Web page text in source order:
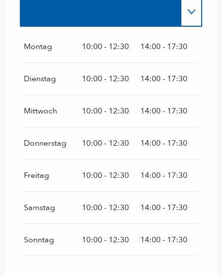
vom1 Oktober 2026bis zum31
Montag 10:00 - 12:30 14:00 - 17:30
Dienstag 10:00 - 12:30 14:00 - 17:30
Mittwoch 10:00 - 12:30 14:00 - 17:30
Donnerstag 10:00 - 12:30 14:00 - 17:30
Freitag 10:00 - 12:30 14:00 - 17:30
Samstag 10:00 - 12:30 14:00 - 17:30
Sonntag 10:00 - 12:30 14:00 - 17:30